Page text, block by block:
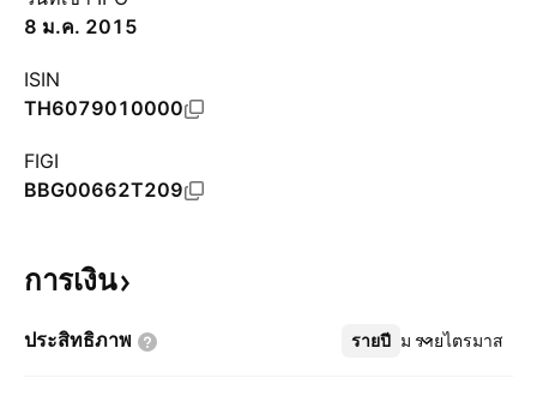
8 ม.ค. 2015
ISIN
TH6079010000
FIGI
BBG00662T209
การเงิน
ประสิทธิภาพ รายปี รายไตรมาส
เพิ่มเติม